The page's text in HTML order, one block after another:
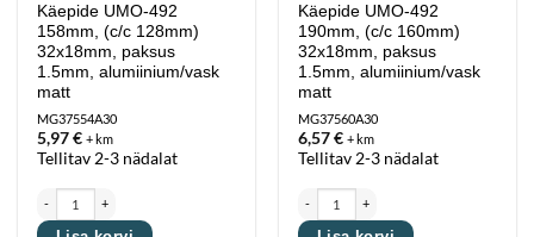
Käepide UMO-492
158mm, (c/c 128mm)
32x18mm, paksus
1.5mm, alumiinium/vask
matt
MG37554A30
5,97€ + km
Tellitav 2-3 nädalat
Käepide UMO-492
190mm, (c/c 160mm)
32x18mm, paksus
1.5mm, alumiinium/vask
matt
MG37560A30
6,57€ + km
Tellitav 2-3 nädalat